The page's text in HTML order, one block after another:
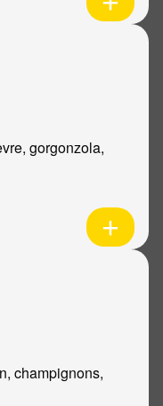
gorgonzola,
champignons,